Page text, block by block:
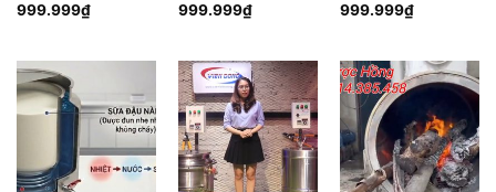
999.999₫
999.999₫ 999.999₫